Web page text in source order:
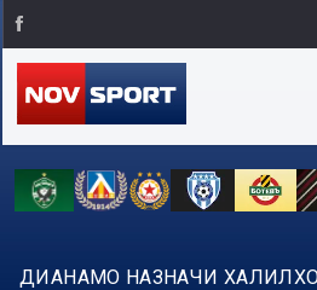
ДИАНАМО НАЗНАЧИ